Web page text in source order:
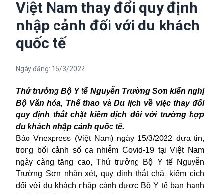
Việt Nam thay đổi quy định
nhập cảnh đối với du khách
quốc tế
Ngày đăng: 15/3/2022
Thứ trưởng Bộ Y tế Nguyễn Trường Sơn kiến nghị
Bộ Văn hóa, Thể thao và Du lịch về việc thay đổi
quy định thắt chặt kiểm dịch đối với trường hợp
du khách nhập cảnh quốc tế.
Báo Vnexpress (Việt Nam) ngày 15/3/2022 đưa tin,
trong bối cảnh số ca nhiễm Covid-19 tại Việt Nam
ngày càng tăng cao, Thứ trưởng Bộ Y tế Nguyễn
Trường Sơn nhận xét, quy định thắt chặt kiểm dịch
đối với du khách nhập cảnh được Bộ Y tế ban hành